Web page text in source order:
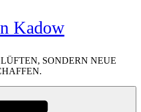
Kadow
SONDERN NEUE